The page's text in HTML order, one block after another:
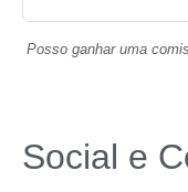
Posso ganhar uma
Social e